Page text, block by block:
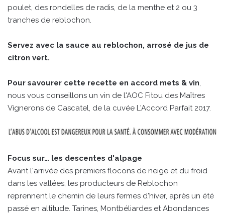
poulet, des rondelles de radis, de la menthe et 2 ou 3
tranches de reblochon.
Servez avec la sauce au reblochon, arrosé de jus de
citron vert.
Pour savourer cette recette en accord mets & vin,
nous vous conseillons un vin de l'AOC Fitou des Maîtres
Vignerons de Cascatel, de la cuvée L'Accord Parfait 2017.
Focus sur… les descentes d'alpage
Avant l'arrivée des premiers flocons de neige et du froid
dans les vallées, les producteurs de Reblochon
reprennent le chemin de leurs fermes d'hiver, après un été
passé en altitude. Tarines, Montbéliardes et Abondances